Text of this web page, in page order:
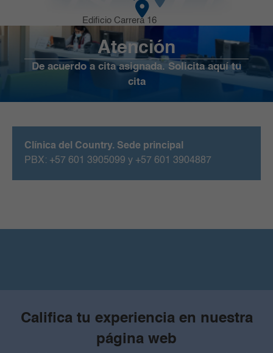
Atención
De acuerdo a cita asignada. Solicita aquí tu
cita
Edificio Carrera 16
Clínica del Country. Sede principal
PBX: +57 601 3905099 y +57 601 3904887
Califica tu experiencia en nuestra
página web